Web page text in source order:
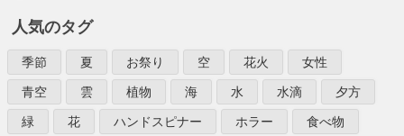
人気のタグ
季節 夏 お祭り 空 花火
女性
青空
雲 植物 海 水 水滴
夕方
緑
花 ハンドスピナー ホラー
食べ物